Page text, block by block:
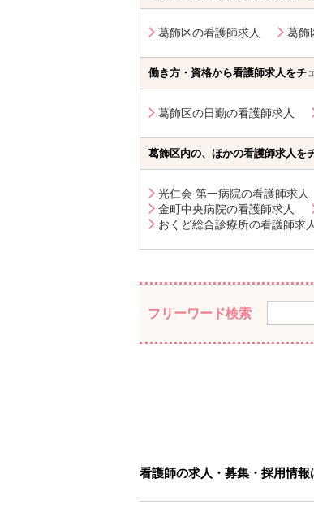
葛飾区の看護師求人 葛飾
働き方・資格から看護師求人をチ
葛飾区の日勤の看護師求人
葛飾区内の、ほかの看護師求人を
光仁会 第一病院の看護師求人
金町中央病院の看護師求人
おくど総合診療所の看護師求
フリーワード検索
看護師の求人・募集・採用情報